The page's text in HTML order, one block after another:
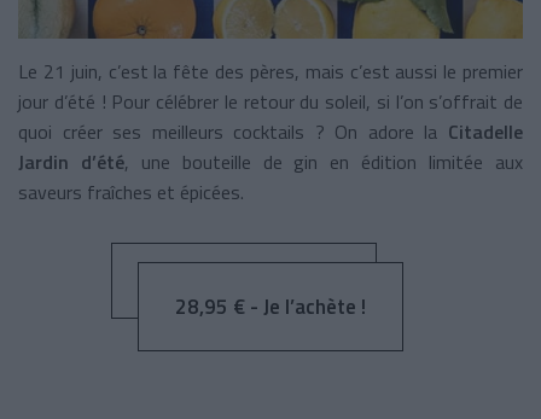
Le 21 juin, c’est la fête des pères, mais c’est aussi le premier
jour d’été ! Pour célébrer le retour du soleil, si l’on s’offrait de
quoi créer ses meilleurs cocktails ? On adore la Citadelle
Jardin d’été, une bouteille de gin en édition limitée aux
saveurs fraîches et épicées.
28,95 € - Je l’achète !